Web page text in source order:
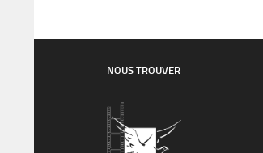
NOUS TROUVER